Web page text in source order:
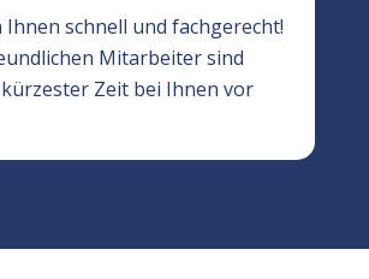
schnell und fachgerecht!
Mitarbeiter sind
Zeit bei Ihnen vor